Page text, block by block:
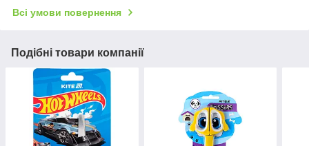
Всі умови повернення
Подібні товари компанії